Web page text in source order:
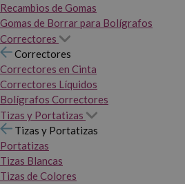
Recambios de Gomas
Gomas de Borrar para Bolígrafos
Correctores
Correctores
Correctores en Cinta
Correctores Líquidos
Bolígrafos Correctores
Tizas y Portatizas
Tizas y Portatizas
Portatizas
Tizas Blancas
Tizas de Colores